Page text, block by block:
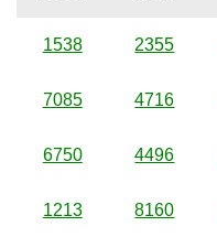
1538 2355
7085 4716
6750 4496
1213 8160